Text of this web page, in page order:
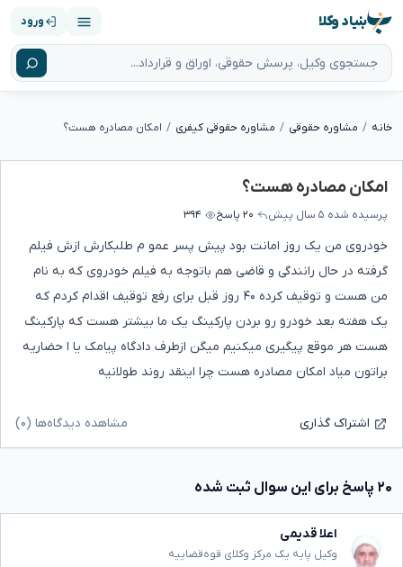
بنیاد وکلا ورود
خانه مشاوره حقوقی مشاوره حقوقی کیفری امکان مصادره هست؟
امکان مصادره هست؟
پرسیده شده ۵ سال پیش ۲۰ پاسخ ۳۹۴
خودروی من یک روز امانت بود پیش پسر عمو م طلبکارش ازش فیلم
گرفته در حال رانندگی و قاضی هم باتوجه به فیلم خودروی که به نام
من هست و توقیف کرده ۴۰ روز قبل برای رفع توقیف اقدام کردم که
یک هفته بعد خودرو رو بردن پارکینگ یک ما بیشتر هست که پارکینگ
هست هر موقع پیگیری میکنیم میگن ازطرف دادگاه پیامک یا ا حضاریه
براتون میاد امکان مصادره هست چرا اینقد روند طولانیه
اشتراک گذاری مشاهده دیدگاه‌ها (۰)
۲۰ پاسخ برای این سوال ثبت شده
اعلا قدیمی
وکیل پایه یک مرکز وکلای قوه‌قضاییه